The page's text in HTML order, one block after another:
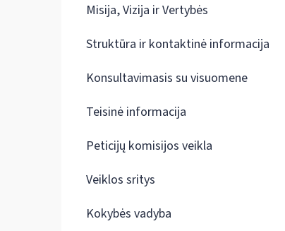
Misija, Vizija ir Vertybės
Struktūra ir kontaktinė informacija
Konsultavimasis su visuomene
Teisinė informacija
Peticijų komisijos veikla
Veiklos sritys
Kokybės vadyba